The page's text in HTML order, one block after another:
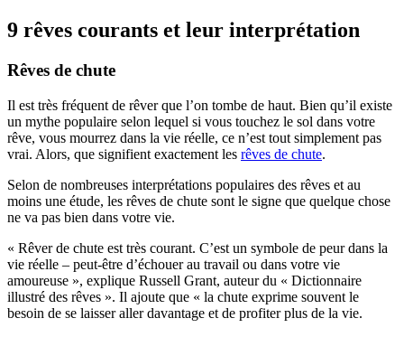
9 rêves courants et leur interprétation
Rêves de chute
Il est très fréquent de rêver que l’on tombe de haut. Bien qu’il existe
un mythe populaire selon lequel si vous touchez le sol dans votre
rêve, vous mourrez dans la vie réelle, ce n’est tout simplement pas
vrai. Alors, que signifient exactement les rêves de chute.
Selon de nombreuses interprétations populaires des rêves et au
moins une étude, les rêves de chute sont le signe que quelque chose
ne va pas bien dans votre vie.
« Rêver de chute est très courant. C’est un symbole de peur dans la
vie réelle – peut-être d’échouer au travail ou dans votre vie
amoureuse », explique Russell Grant, auteur du « Dictionnaire
illustré des rêves ». Il ajoute que « la chute exprime souvent le
besoin de se laisser aller davantage et de profiter plus de la vie.